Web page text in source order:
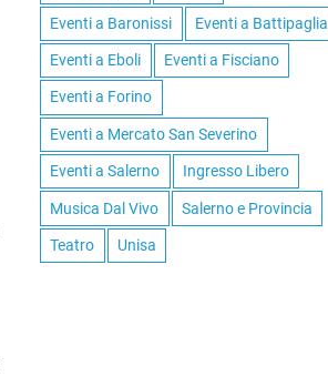
Eventi a Baronissi Eventi a Battipaglia
Eventi a Eboli Eventi a Fisciano
Eventi a Forino
Eventi a Mercato San Severino
Eventi a Salerno Ingresso Libero
Musica Dal Vivo Salerno e Provincia
Teatro Unisa